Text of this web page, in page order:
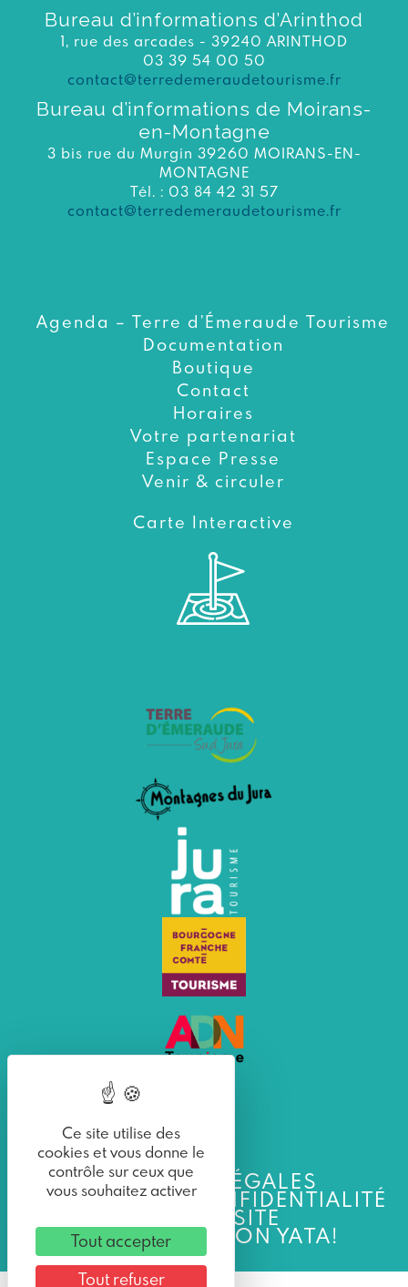
Bureau d’informations d’Arinthod
1, rue des arcades - 39240 ARINTHOD
03 39 54 00 50
contact@terredemeraudetourisme.fr
Bureau d’informations de Moirans-
en-Montagne
3 bis rue du Murgin 39260 MOIRANS-EN-
MONTAGNE
Tél. : 03 84 42 31 57
contact@terredemeraudetourisme.fr
Agenda – Terre d’Émeraude Tourisme
Documentation
Boutique
Contact
Horaires
Votre partenariat
Espace Presse
Venir & circuler
Carte Interactive
MENTIONS LÉGALES
POLITIQUE DE CONFIDENTIALITÉ
PLAN DU SITE
UNE RÉALISATION YATA!
Ce site utilise des
cookies et vous donne le
contrôle sur ceux que
vous souhaitez activer
Tout accepter
Tout refuser